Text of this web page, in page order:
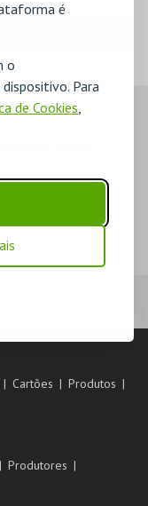
é
o
Para
de Cookies,
as suas
Cartões
Produtos
Produtores